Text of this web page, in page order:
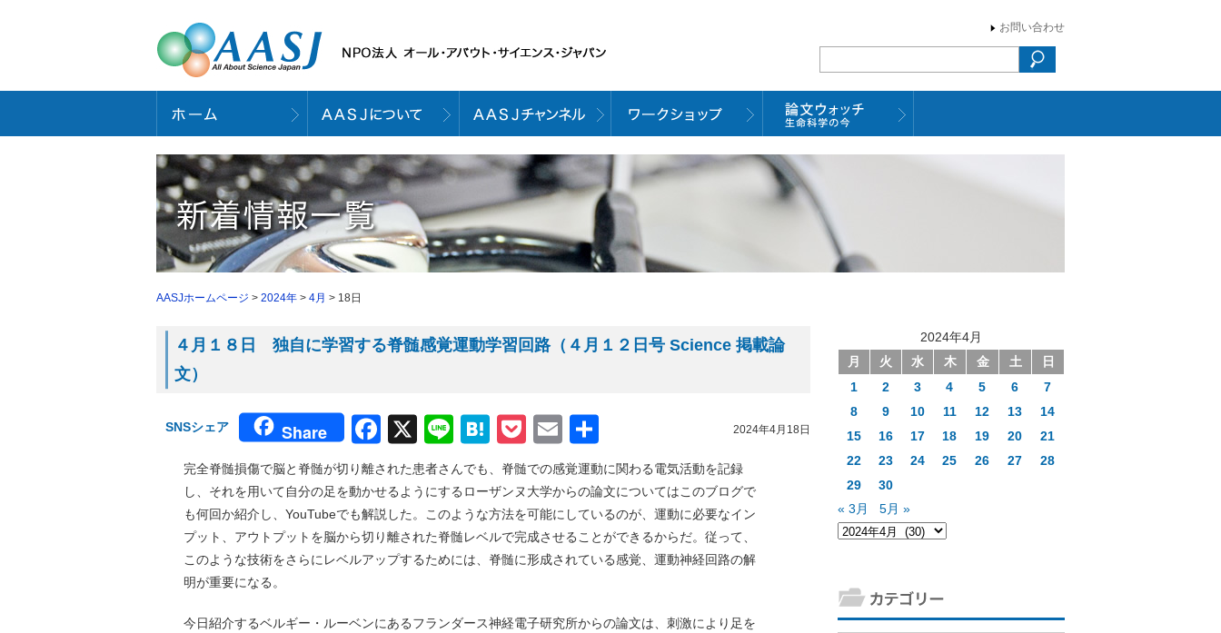
お問い合わせ
AASJホームページ > 2024年 > 4月 > 18日
４月１８日 独自に学習する脊髄感覚運動学習回路（４月１２日号 Science 掲載論
文）
2024年4月18日
SNSシェア Share Facebook
X LineHatena
Pocket
Email
有
完全脊髄損傷で脳と脊髄が切り離された患者さんでも、脊髄での感覚運動に関わる電気活動を記録
し、それを用いて自分の足を動かせるようにするローザンヌ大学からの論文についてはこのブログで
も何回か紹介し、YouTubeでも解説した。このような方法を可能にしているのが、運動に必要なイン
プット、アウトプットを脳から切り離された脊髄レベルで完成させることができるからだ。従って、
このような技術をさらにレベルアップするためには、脊髄に形成されている感覚、運動神経回路の解
明が重要になる。
今日紹介するベルギー・ルーベンにあるフランダース神経電子研究所からの論文は、刺激により足を
2024年4月
月
火 水 木 金 土
日
1
2 3 4 5 6
7
8
9 10 11 12 13
14
15
16 17 18 19 20
21
22
23 24 25 26 27
28
29
30
« 3月
5月 »